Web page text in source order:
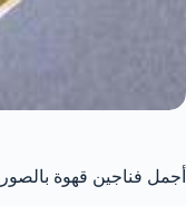
أجمل فناجين قهوة بالصور